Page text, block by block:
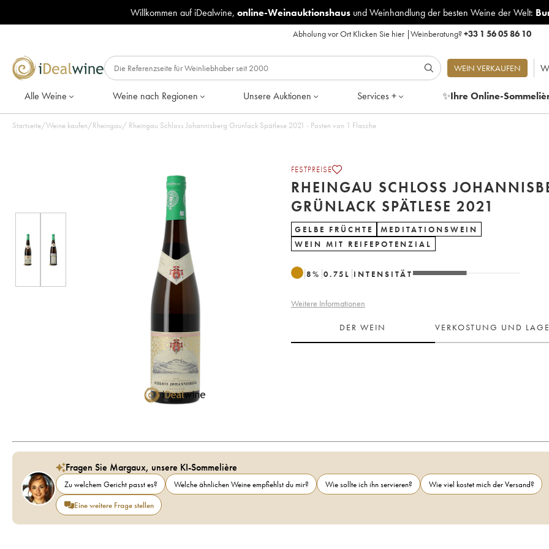
Willkommen auf iDealwine, online-Weinauktionshausund Weinhandlung der besten Weine der Welt:
Abholung vor Ort Klicken Sie hier|Weinberatung?+33 1 56 05 86 10
WEIN VERKAUFEN
Alle Weine Weine nach Regionen Unsere Auktionen Services + ✨Ihre Online-
Startseite/Weine kaufen/Rheingau/ Rheingau Schloss Johannisberg Grünlack Spätlese 2021 - Posten von 1 Flasche
FESTPREISE
RHEINGAU SCHLOSS
GRÜNLACK SPÄTLESE 2021
GELBE FRÜCHTE
MEDITATIONSWEIN
WEIN MIT REIFEPOTENZIAL
8% 0.75 L INTENSITÄT
Weitere Informationen
DER WEIN VERKOSTUNG UND
Fragen Sie Margaux, unsere KI-Sommelière
Zu welchem Gericht passt es? Welche ähnlichen Weine empfiehlst du mir? Wie sollte ich ihn servieren?
Wie viel kostet mich der Versand?
Eine weitere Frage stellen